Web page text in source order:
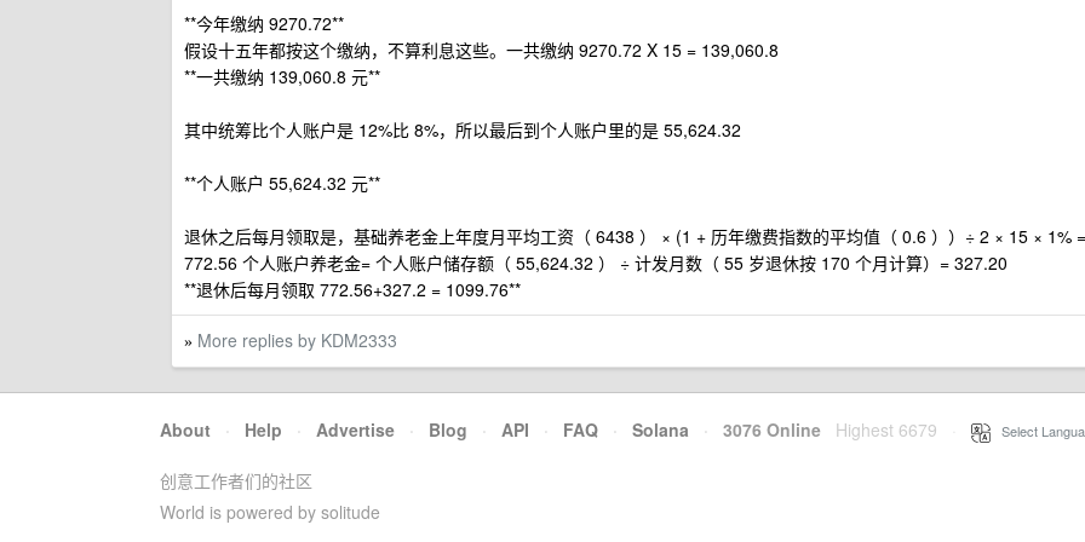
**今年缴纳 9270.72**
假设十五年都按这个缴纳，不算利息这些。一共缴纳 9270.72 X 15 = 139,060.8
**一共缴纳 139,060.8 元**
其中统筹比个人账户是 12%比 8%，所以最后到个人账户里的是 55,624.32
**个人账户 55,624.32 元**
退休之后每月领取是，基础养老金上年度月平均工资（ 6438 ） × (1 + 历年缴费指数的平均值（ 0.6 ））÷ 2 × 15 × 1% =
772.56 个人账户养老金= 个人账户储存额（ 55,624.32 ） ÷ 计发月数（ 55 岁退休按 170 个月计算）= 327.20
**退休后每月领取 772.56+327.2 = 1099.76**
» More replies by KDM2333
About · Help · Advertise · Blog · API · FAQ · Solana · 3076 Online Highest 6679 Select
创意工作者们的社区
World is powered by solitude